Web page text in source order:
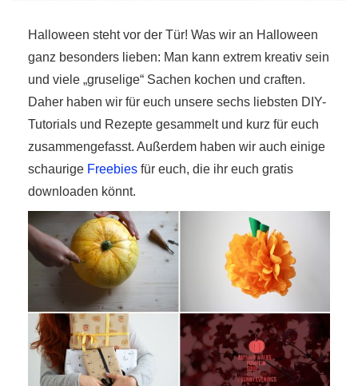
Halloween steht vor der Tür! Was wir an Halloween
ganz besonders lieben: Man kann extrem kreativ sein
und viele „gruselige“ Sachen kochen und craften.
Daher haben wir für euch unsere sechs liebsten DIY-
Tutorials und Rezepte gesammelt und kurz für euch
zusammengefasst. Außerdem haben wir auch einige
schaurige Freebies für euch, die ihr euch gratis
downloaden könnt.